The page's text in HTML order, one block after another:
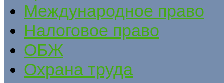
Международное право
Налоговое право
ОБЖ
Охрана труда